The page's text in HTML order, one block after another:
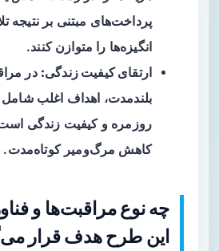
پرداخت‌های مبتنی بر نتیجه
انگیزه‌ها را متوازن کنند.
ارتقای کیفیت زندگی: در
بلندمدت، اهداف اغلب
روزمره و کیفیت زندگی
کاهش مرگ‌ومیر کوتاه‌مدت.
چه نوع مراقبت‌ها و
این طرح هدف قرار